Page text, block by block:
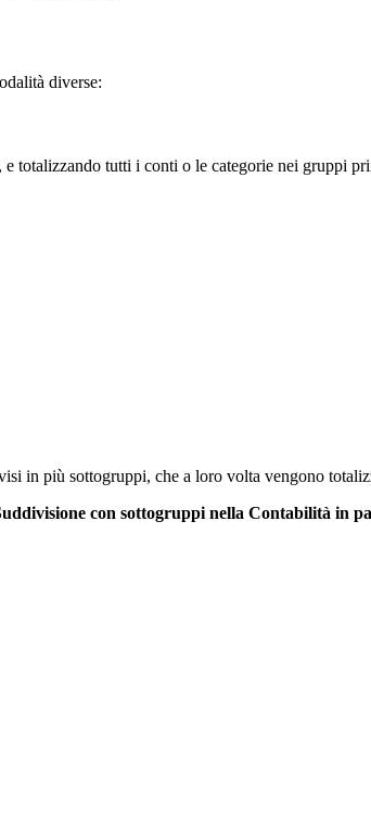
diverse:
totalizzando tutti i conti o le categorie nei gruppi
in più sottogruppi, che a loro volta vengono
con sottogruppi nella Contabilità in